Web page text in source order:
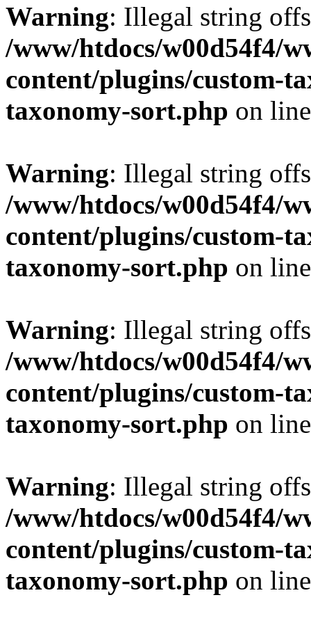
Warning: Illegal string
/www/htdocs/w00d54f4/
content/plugins/custom-
taxonomy-sort.php on
Warning: Illegal string
/www/htdocs/w00d54f4/
content/plugins/custom-
taxonomy-sort.php on
Warning: Illegal string
/www/htdocs/w00d54f4/
content/plugins/custom-
taxonomy-sort.php on
Warning: Illegal string
/www/htdocs/w00d54f4/
content/plugins/custom-
taxonomy-sort.php on